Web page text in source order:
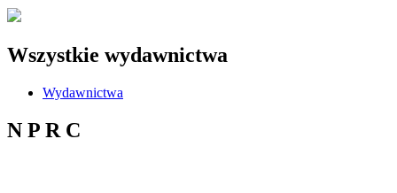
Wszystkie wydawnictwa
Wydawnictwa
N P R C